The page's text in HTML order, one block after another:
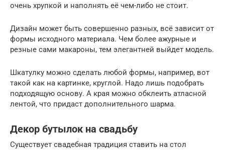
очень хрупкой и наполнять её чем-либо не стоит.
Дизайн может быть совершенно разных, всё зависит от
формы исходного материала. Чем более ажурные и
резные сами макароны, тем элегантней выйдет модель.
Шкатулку можно сделать любой формы, например, вот
такой как на картинке, круглой. Надо лишь подобрать
подходящую основу. А края можно обклеить атласной
лентой, что придаст дополнительного шарма.
Декор бутылок на свадьбу
Существует свадебная традиция ставить на стол